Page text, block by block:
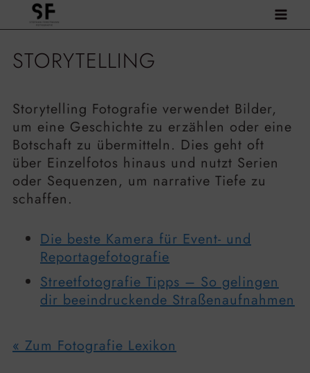
Inhalt
STORYTELLING
Storytelling Fotografie verwendet Bilder,
um eine Geschichte zu erzählen oder eine
Botschaft zu übermitteln. Dies geht oft
über Einzelfotos hinaus und nutzt Serien
oder Sequenzen, um narrative Tiefe zu
schaffen.
Die beste Kamera für Event- und
Reportagefotografie
Streetfotografie Tipps – So gelingen
dir beeindruckende Straßenaufnahmen
« Zum Fotografie Lexikon